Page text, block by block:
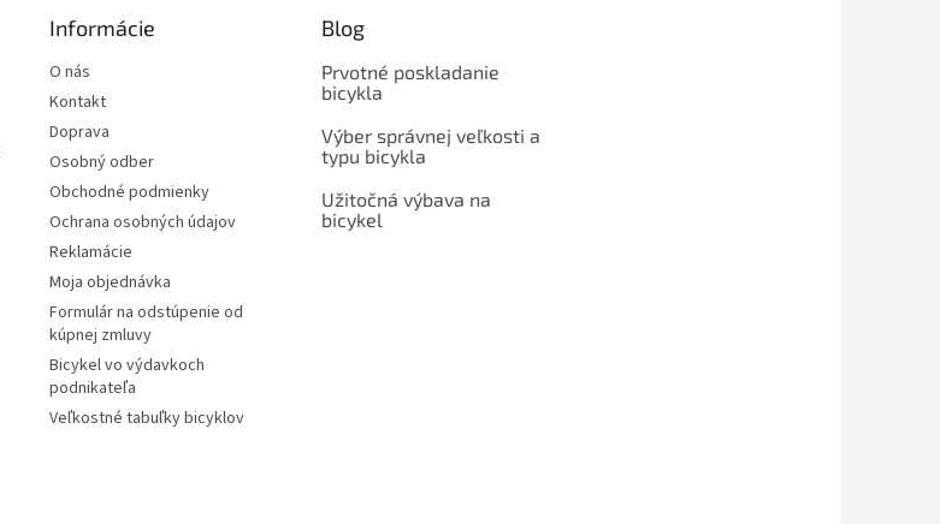
Informácie
O nás
Kontakt
Doprava
Osobný odber
Obchodné podmienky
Ochrana osobných údajov
Reklamácie
Moja objednávka
Formulár na odstúpenie od
kúpnej zmluvy
Bicykel vo výdavkoch
podnikateľa
Veľkostné tabuľky bicyklov
Blog
Prvotné poskladanie
bicykla
Výber správnej veľkosti a
typu bicykla
Užitočná výbava na
bicykel